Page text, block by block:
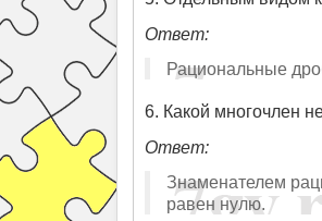
Ответ:
Рациональные
6. Какой многочлен
Ответ:
Знаменателем
равен нулю.